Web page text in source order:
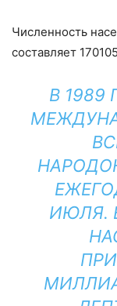
Численность
составляет
В
ИЮЛЯ.